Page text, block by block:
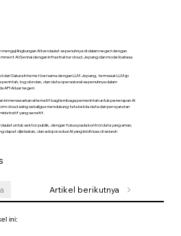
lingkungan AI berdaulat sepenuhnya di dalam negeri dengan
AI Gennai dengan infrastruktur cloud Jepang dan model bahasa
dari Sakura Internet bersama dengan LLM Jepang, termasuk LLM-jp
log obrolan, dan data operasional sepenuhnya dalam
AI luar negeri.
ini menawarkan alternatif bagi lembaga pemerintah untuk penerapan AI
cloud asing sekaligus mendukung tata kelola data dan persyaratan
yang sensitif.
untuk sektor publik, dengan fokus pada kontrol data yang aman,
dapat dijelaskan, dan adopsi solusi AI yang lebih luas di seluruh
Artikel berikutnya
ini: